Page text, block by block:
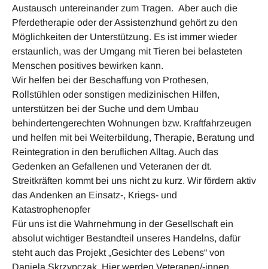
Austausch untereinander zum Tragen. Aber auch die
Pferdetherapie oder der Assistenzhund gehört zu den
Möglichkeiten der Unterstützung. Es ist immer wieder
erstaunlich, was der Umgang mit Tieren bei belasteten
Menschen positives bewirken kann.
Wir helfen bei der Beschaffung von Prothesen,
Rollstühlen oder sonstigen medizinischen Hilfen,
unterstützen bei der Suche und dem Umbau
behindertengerechten Wohnungen bzw. Kraftfahrzeugen
und helfen mit bei Weiterbildung, Therapie, Beratung und
Reintegration in den beruflichen Alltag. Auch das
Gedenken an Gefallenen und Veteranen der dt.
Streitkräften kommt bei uns nicht zu kurz. Wir fördern aktiv
das Andenken an Einsatz-, Kriegs- und
Katastrophenopfer
Für uns ist die Wahrnehmung in der Gesellschaft ein
absolut wichtiger Bestandteil unseres Handelns, dafür
steht auch das Projekt „Gesichter des Lebens“ von